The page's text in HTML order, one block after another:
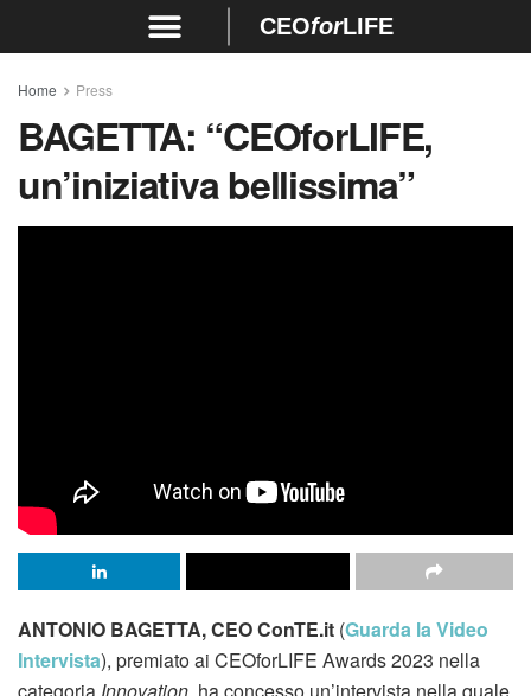
CEOforLIFE
Home Press
BAGETTA: “CEOforLIFE,
un’iniziativa bellissima”
ANTONIO BAGETTA, CEO ConTE.it (Guarda la Video
Intervista), premiato ai CEOforLIFE Awards 2023 nella